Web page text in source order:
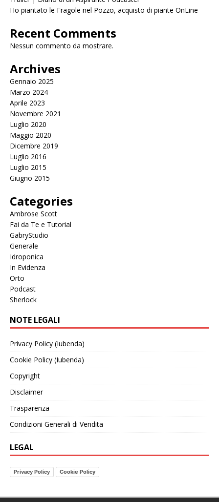
Ho piantato le Fragole nel Pozzo, acquisto di piante OnLine
Recent Comments
Nessun commento da mostrare.
Archives
Gennaio 2025
Marzo 2024
Aprile 2023
Novembre 2021
Luglio 2020
Maggio 2020
Dicembre 2019
Luglio 2016
Luglio 2015
Giugno 2015
Categories
Ambrose Scott
Fai da Te e Tutorial
GabryStudio
Generale
Idroponica
In Evidenza
Orto
Podcast
Sherlock
NOTE LEGALI
Privacy Policy (Iubenda)
Cookie Policy (Iubenda)
Copyright
Disclaimer
Trasparenza
Condizioni Generali di Vendita
LEGAL
Privacy Policy Cookie Policy